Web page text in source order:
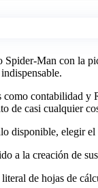
Man con la
como contabilidad y
de casi cualquier
disponible, elegir
a la creación de
de hojas de